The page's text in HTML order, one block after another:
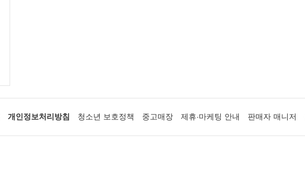
개인정보처리방침 청소년 보호정책 중고매장 제휴·마케팅 안내 판매자 매니저